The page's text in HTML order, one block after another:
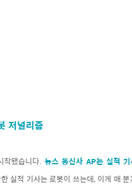
저널리즘
작됐습니다.뉴스 통신사 AP는 실적
실적 기사는 로봇이 쓰는데, 이게 매